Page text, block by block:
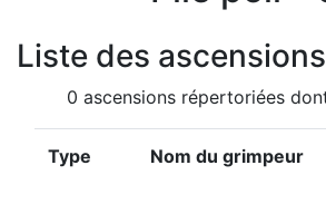
Liste des ascensions
0 ascensions répertoriées
Type Nom du grimpeur